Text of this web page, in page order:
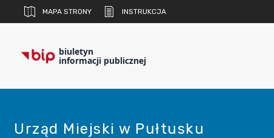
MAPA STRONY INSTRUKCJA
biuletyn
informacji publicznej
Urząd Miejski w Pułtusku